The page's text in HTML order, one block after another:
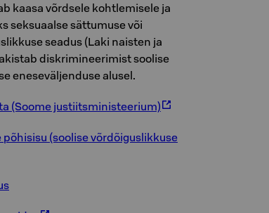
kaasa võrdsele kohtlemisele ja
seksuaalse sättumuse või
seadus (Laki naisten ja
diskrimineerimist soolise
eneseväljenduse alusel.
(Soome justiitsministeerium)
(soolise võrdõiguslikkuse